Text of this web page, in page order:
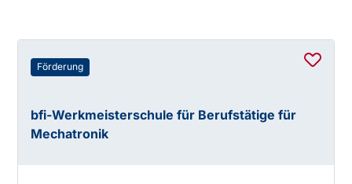
Förderung
bfi-Werkmeisterschule für Berufstätige für
Mechatronik